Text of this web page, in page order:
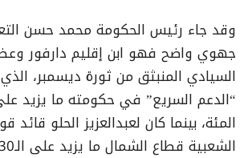
وقد جاء رئيس الحكومة محمد حسن
جهوي واضح فهو ابن إقليم دارفور
السيادي المنبثق من ثورة ديسمبر،
المئة، بينما كان لعبدالعزيز الحلو قائد